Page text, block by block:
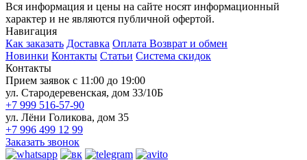
Вся информация и цены на сайте носят информационный
характер и не являются публичной офертой.
Навигация
Как заказать Доставка Оплата Возврат и обмен
Новинки Контакты Статьи Система скидок
Контакты
Прием заявок с 11:00 до 19:00
ул. Стародеревенская, дом 33/10Б
+7 999 516-57-90
ул. Лёни Голикова, дом 35
+7 996 499 12 99
Заказать звонок